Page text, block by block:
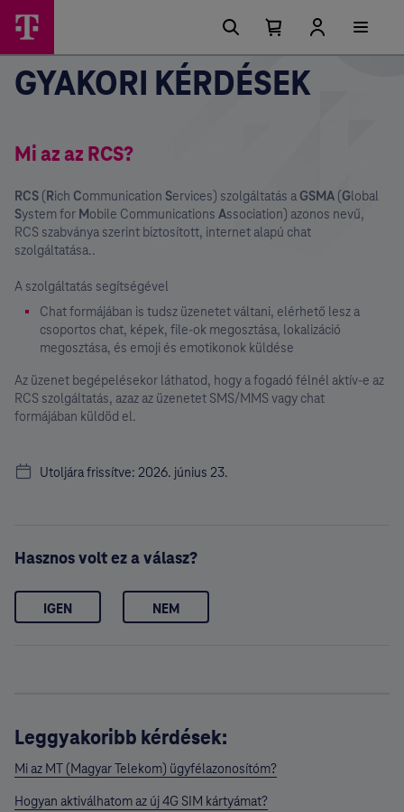
lehetőségek
Kosárban
található
elemek
száma
Kosár
GYAKORI KÉRDÉSEK
Mi az az RCS?
RCS (Rich Communication Services) szolgáltatás a GSMA (Global
System for Mobile Communications Association) azonos nevű,
RCS szabványa szerint biztosított, internet alapú chat
szolgáltatása..
A szolgáltatás segítségével
Chat formájában is tudsz üzenetet váltani, elérhető lesz a
csoportos chat, képek, file-ok megosztása, lokalizáció
megosztása, és emoji és emotikonok küldése
Az üzenet begépelésekor láthatod, hogy a fogadó félnél aktív-e az
RCS szolgáltatás, azaz az üzenetet SMS/MMS vagy chat
formájában küldöd el.
Utoljára frissítve: 2026. június 23.
Hasznos volt ez a válasz?
IGEN NEM
Leggyakoribb kérdések:
Mi az MT (Magyar Telekom) ügyfélazonosítóm?
Hogyan aktiválhatom az új 4G SIM kártyámat?